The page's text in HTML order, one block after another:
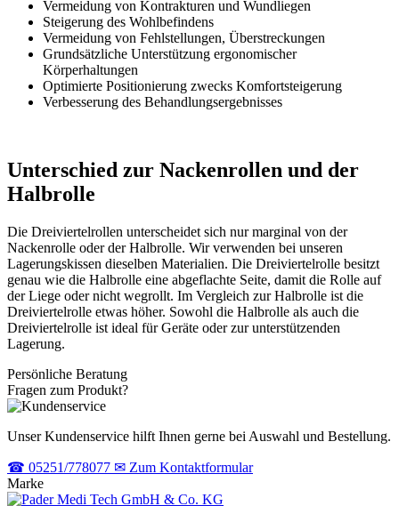
Vermeidung von Kontrakturen und Wundliegen
Steigerung des Wohlbefindens
Vermeidung von Fehlstellungen, Überstreckungen
Grundsätzliche Unterstützung ergonomischer
Körperhaltungen
Optimierte Positionierung zwecks Komfortsteigerung
Verbesserung des Behandlungsergebnisses
Unterschied zur Nackenrollen und der
Halbrolle
Die Dreiviertelrollen unterscheidet sich nur marginal von der
Nackenrolle oder der Halbrolle. Wir verwenden bei unseren
Lagerungskissen dieselben Materialien. Die Dreiviertelrolle besitzt
genau wie die Halbrolle eine abgeflachte Seite, damit die Rolle auf
der Liege oder nicht wegrollt. Im Vergleich zur Halbrolle ist die
Dreiviertelrolle etwas höher. Sowohl die Halbrolle als auch die
Dreiviertelrolle ist ideal für Geräte oder zur unterstützenden
Lagerung.
Persönliche Beratung
Fragen zum Produkt?
Unser Kundenservice hilft Ihnen gerne bei Auswahl und Bestellung.
☎ 05251/778077 ✉ Zum Kontaktformular
Marke